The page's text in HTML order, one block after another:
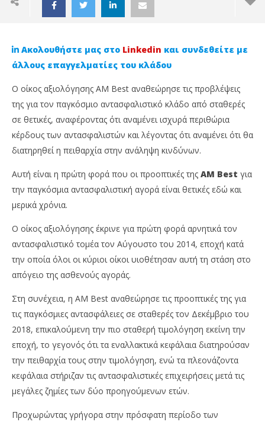
NOW VIEWING
AM Best: Θετικές οι προβλέψεις της για τον
αντασφαλιστικό κλάδο μετά από χρόνια
Ιουνίου,
2024
Cyprus
Insurance
News
Ακολουθήστε μας στο Linkedin και συνδεθείτε με
άλλους επαγγελματίες του κλάδου
Ο οίκος αξιολόγησης AM Best αναθεώρησε τις προβλέψεις
της για τον παγκόσμιο αντασφαλιστικό κλάδο από σταθερές
σε θετικές, αναφέροντας ότι αναμένει ισχυρά περιθώρια
κέρδους των αντασφαλιστών και λέγοντας ότι αναμένει ότι θα
διατηρηθεί η πειθαρχία στην ανάληψη κινδύνων.
Αυτή είναι η πρώτη φορά που οι προοπτικές της AM Best για
την παγκόσμια αντασφαλιστική αγορά είναι θετικές εδώ και
μερικά χρόνια.
Ο οίκος αξιολόγησης έκρινε για πρώτη φορά αρνητικά τον
αντασφαλιστικό τομέα τον Αύγουστο του 2014, εποχή κατά
την οποία όλοι οι κύριοι οίκοι υιοθέτησαν αυτή τη στάση στο
απόγειο της ασθενούς αγοράς.
Στη συνέχεια, η AM Best αναθεώρησε τις προοπτικές της για
τις παγκόσμιες αντασφάλειες σε σταθερές τον Δεκέμβριο του
2018, επικαλούμενη την πιο σταθερή τιμολόγηση εκείνη την
εποχή, το γεγονός ότι τα εναλλακτικά κεφάλαια διατηρούσαν
την πειθαρχία τους στην τιμολόγηση, ενώ τα πλεονάζοντα
κεφάλαια στήριζαν τις αντασφαλιστικές επιχειρήσεις μετά τις
μεγάλες ζημίες των δύο προηγούμενων ετών.
Προχωρώντας γρήγορα στην πρόσφατη περίοδο των